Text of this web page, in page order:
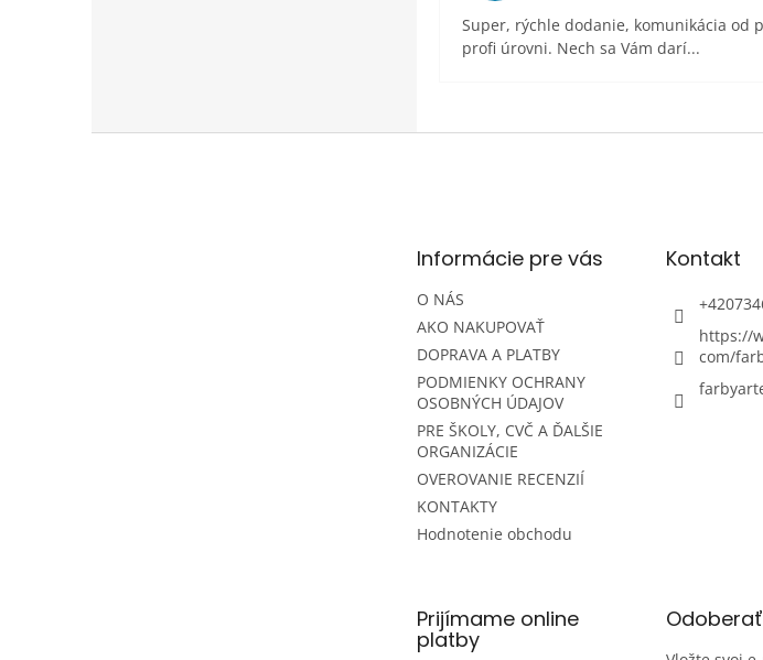
Super, rýchle dodanie, komunikácia od
profi úrovni. Nech sa Vám darí...
Informácie pre vás
O NÁS
AKO NAKUPOVAŤ
DOPRAVA A PLATBY
PODMIENKY OCHRANY
OSOBNÝCH ÚDAJOV
PRE ŠKOLY, CVČ A ĎALŠIE
ORGANIZÁCIE
OVEROVANIE RECENZIÍ
KONTAKTY
Hodnotenie obchodu
Kontakt
https://
com/
Prijímame online
platby